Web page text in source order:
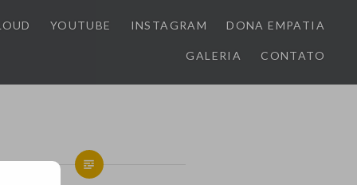
YOUTUBE INSTAGRAM DONA EMPATIA
GALERIA CONTATO